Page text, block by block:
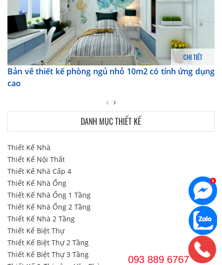
CHI TIẾT
Bản vẽ thiết kế phòng ngủ nhỏ 10m2 có tính ứng dụng
cao
DANH MỤC THIẾT KẾ
Thiết Kế Nhà
Thiết Kế Nội Thất
Thiết Kế Nhà Cấp 4
Thiết Kế Nhà Ống
Thiết Kế Nhà Ống 1 Tầng
Thiết Kế Nhà Ống 2 Tầng
Thiết Kế Nhà 2 Tầng
Thiết Kế Biệt Thự
Thiết Kế Biệt Thự 2 Tầng
Thiết Kế Biệt Thự 3 Tầng